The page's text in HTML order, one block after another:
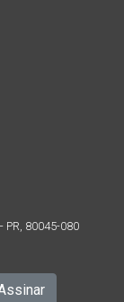
PR, 80045-080